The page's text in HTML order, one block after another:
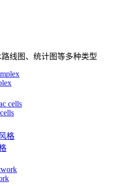
线图、统计图等多种类型